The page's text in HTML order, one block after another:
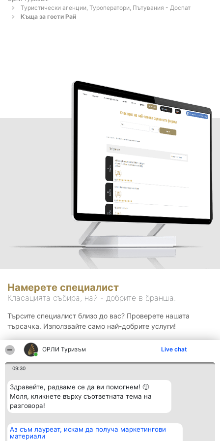
ОРЛИ Туризъм Live chat
09:30
Здравейте, радваме се да ви помогнем! 🙂
Моля, кликнете върху съответната тема на
разговора!
Аз съм лауреат, искам да получа маркетингови
материали
Туристически агенции, Туроператори, Пътувания - Доспат
Къща за гости Рай
Намерете специалист
Класацията събира, най - добрите в бранша.
Търсите специалист близо до вас? Проверете нашата
търсачка. Използвайте само най-добрите услуги!
Организатор на
класиране
Класация Контакти